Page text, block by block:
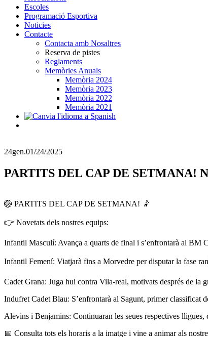
Escoles
Programació Esportiva
Noticies
Contacte
Contacta amb Nosaltres
Reserva de pistes
Reglaments
Memòries Anuals
Memòria 2024
Memòria 2023
Memòria 2022
Memòria 2021
24gen.01/24/2025
PARTITS DEL CAP DE SETMANA!
🏐 PARTITS DEL CAP DE SETMANA! 🤾
👉 Novetats dels nostres equips:
Infantil Masculí: Avança a quarts de final i s’enfrontarà al BM
Infantil Femení: Viatjarà fins a Morvedre per disputar la fase
Cadet Grana: Juga hui contra Vila-real, motivats després de la
Indufret Cadet Blau: S’enfrontarà al Sagunt, primer classificat
Alevins i Benjamins: Continuaran les seues respectives lligues,
📅 Consulta tots els horaris a la imatge i vine a animar als